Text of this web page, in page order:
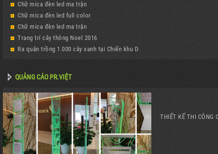
Chữ mica đèn led ma trận
Chữ mica đèn led full color
Chữ mica đèn led ma trận
Trang trí cây thông Noel 2016
Ra quân trồng 1.000 cây xanh tại Chiến khu D
QUẢNG CÁO PR.VIỆT
THIẾT KẾ THI CÔNG